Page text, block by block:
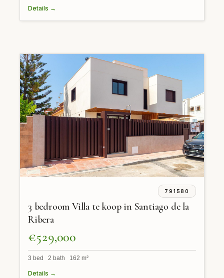
Details →
791580
3 bedroom Villa te koop in Santiago de la
Ribera
€529,000
3 bed 2 bath 162 m²
Details →